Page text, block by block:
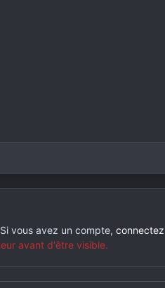
vous avez un compte,
avant d'être visible.